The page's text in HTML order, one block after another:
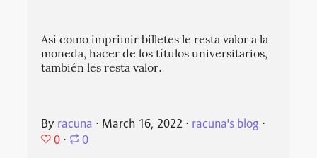
Así como imprimir billetes le resta valor a la
moneda, hacer de los títulos universitarios,
también les resta valor.
By racuna ⋅ March 16, 2022 ⋅ racuna's blog ⋅
0 ⋅ 0